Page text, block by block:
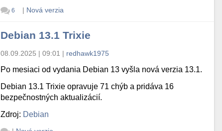
6 | Nová verzia
Debian 13.1 Trixie
08.09.2025 | 09:01 | redhawk1975
Po mesiaci od vydania Debian 13 vyšla nová verzia 13.1.
Debian 13.1 Trixie opravuje 71 chýb a pridáva 16
bezpečnostných aktualizácií.
Zdroj: Debian